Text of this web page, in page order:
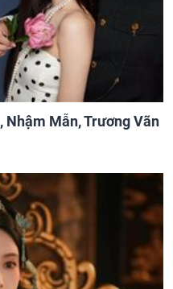
Nhậm Mẫn, Trương Vãn